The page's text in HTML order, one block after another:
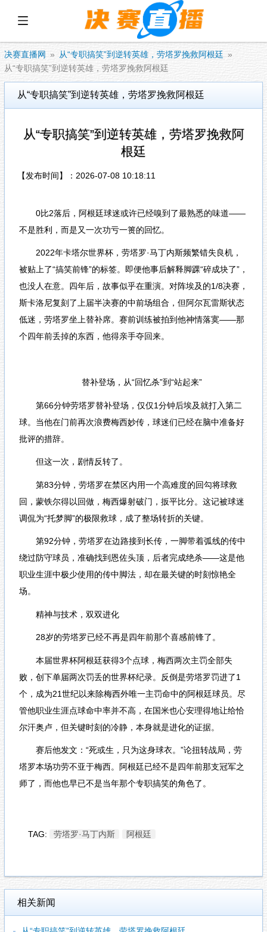
决赛直播网
从“专职搞笑”到逆转英雄，劳塔罗挽救阿根廷
从“专职搞笑”到逆转英雄，劳塔罗挽救阿根廷
从“专职搞笑”到逆转英雄，劳塔罗挽救阿根廷
从“专职搞笑”到逆转英雄，劳塔罗挽救阿
根廷
【发布时间】：2026-07-08 10:18:11
0比2落后，阿根廷球迷或许已经嗅到了最熟悉的味道——
不是胜利，而是又一次功亏一篑的回忆。
2022年卡塔尔世界杯，劳塔罗·马丁内斯频繁错失良机，
被贴上了“搞笑前锋”的标签。即便他事后解释脚踝“碎成块了”，
也没人在意。四年后，故事似乎在重演。对阵埃及的1/8决赛，
斯卡洛尼复刻了上届半决赛的中前场组合，但阿尔瓦雷斯状态
低迷，劳塔罗坐上替补席。赛前训练被拍到他神情落寞——那
个四年前丢掉的东西，他得亲手夺回来。
替补登场，从“回忆杀”到“站起来”
第66分钟劳塔罗替补登场，仅仅1分钟后埃及就打入第二
球。当他在门前再次浪费梅西妙传，球迷们已经在脑中准备好
批评的措辞。
但这一次，剧情反转了。
第83分钟，劳塔罗在禁区内用一个高难度的回勾将球救
回，蒙铁尔得以回做，梅西爆射破门，扳平比分。这记被球迷
调侃为“托梦脚”的极限救球，成了整场转折的关键。
第92分钟，劳塔罗在边路接到长传，一脚带着弧线的传中
绕过防守球员，准确找到恩佐头顶，后者完成绝杀——这是他
职业生涯中极少使用的传中脚法，却在最关键的时刻惊艳全
场。
精神与技术，双双进化
28岁的劳塔罗已经不再是四年前那个喜感前锋了。
本届世界杯阿根廷获得3个点球，梅西两次主罚全部失
败，创下单届两次罚丢的世界杯纪录。反倒是劳塔罗罚进了1
个，成为21世纪以来除梅西外唯一主罚命中的阿根廷球员。尽
管他职业生涯点球命中率并不高，在国米也心安理得地让给恰
尔汗奥卢，但关键时刻的冷静，本身就是进化的证据。
赛后他发文：“死或生，只为这身球衣。”论扭转战局，劳
塔罗本场功劳不亚于梅西。阿根廷已经不是四年前那支冠军之
师了，而他也早已不是当年那个专职搞笑的角色了。
TAG: 劳塔罗·马丁内斯 阿根廷
相关新闻